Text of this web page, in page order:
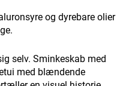
og dyrebare olier
selv. Sminkeskab med
med blændende